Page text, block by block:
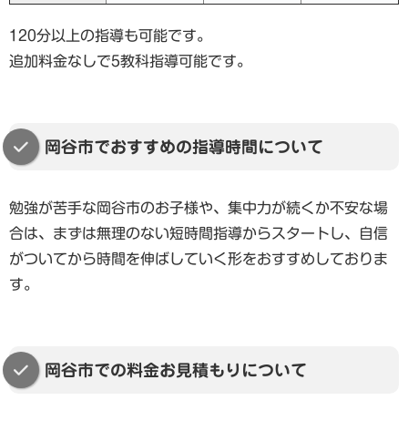
120分以上の指導も可能です。
追加料金なしで5教科指導可能です。
岡谷市でおすすめの指導時間について
勉強が苦手な岡谷市のお子様や、集中力が続くか不安な場
合は、まずは無理のない短時間指導からスタートし、自信
がついてから時間を伸ばしていく形をおすすめしておりま
す。
岡谷市での料金お見積もりについて